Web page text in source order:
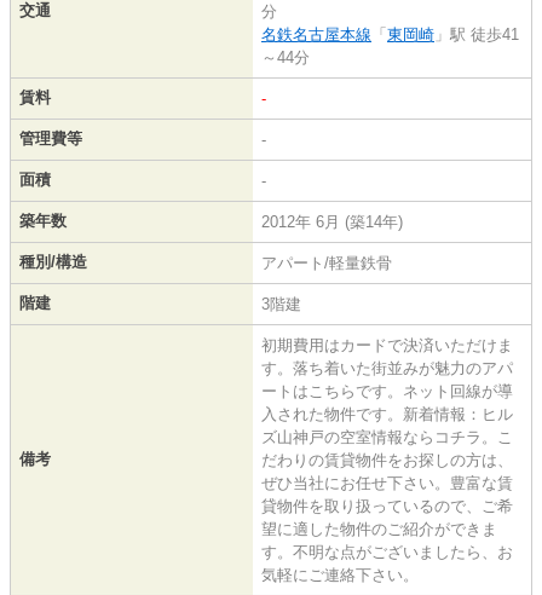
交通
分
名鉄名古屋本線 「 東岡崎 」駅 徒歩41
～44分
賃料 -
管理費等 -
面積 -
築年数 2012年 6月 (築14年)
種別/構造 アパート/軽量鉄骨
階建 3階建
備考
初期費用はカードで決済いただけま
す。落ち着いた街並みが魅力のアパ
ートはこちらです。ネット回線が導
入された物件です。新着情報：ヒル
ズ山神戸の空室情報ならコチラ。こ
だわりの賃貸物件をお探しの方は、
ぜひ当社にお任せ下さい。豊富な賃
貸物件を取り扱っているので、ご希
望に適した物件のご紹介ができま
す。不明な点がございましたら、お
気軽にご連絡下さい。